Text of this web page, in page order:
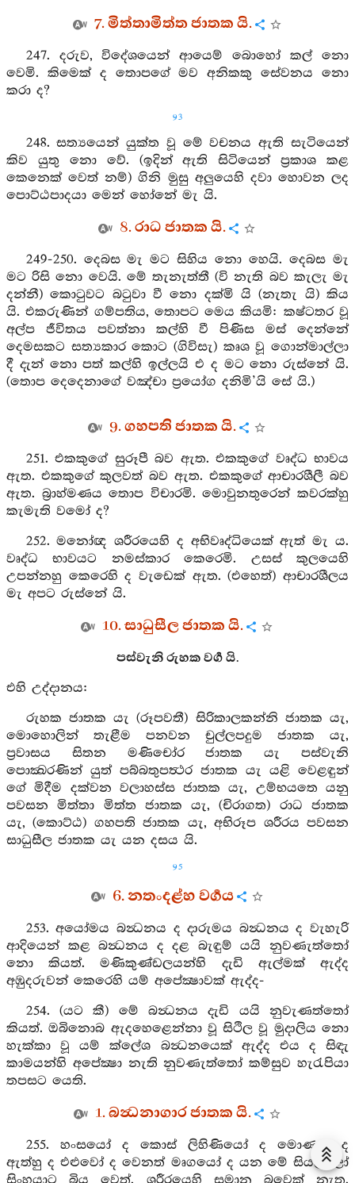
7. මිත්තාමිත්ත ජාතක යි.
247. දරුව, විදේශයෙන් ආයෙම් බොහෝ කල් නො
වෙමි. කිමෙක් ද තොපගේ මව අනිකකු සේවනය නො
කරා ද?
93
248. සත්‍යයෙන් යුක්ත වූ මේ වචනය ඇති සැටියෙන්
කිව යුතු නො වේ. (ඉදින් ඇති සිටියෙන් ප්‍රකාශ කළ
කෙනෙක් වෙත් නම්) ගිනි මුසු අලුයෙහි දවා හොවන ලද
පොට්ඨපාදයා මෙන් හෝනේ මැ යි.
8. රාධ ජාතක යි.
249-250. දෙබස මැ මට සිහිය නො හෙයි. දෙබස මැ
මට රිසි නො වෙයි. මේ තැනැත්තී (වි නැති බව කැලැ මැ
දන්නී) කොටුවට බටුවා වී නො දක්මි යි (නැතැ යි) කිය
යි. එකරුණින් ගම්පතිය, තොපට මෙය කියමි: කෂ්ටතර වූ
අල්ප ජීවිතය පවත්නා කල්හි වී පිණිස මස් දෙන්නේ
දෙමසකට සත්‍යකාර කොට (ගිවිසැ) කෘශ වූ ගොන්මාල්ලා
දී දැන් නො පත් කල්හි ඉල්ලයි එ ද මට නො රුස්නේ යි.
(තොප දෙදෙනාගේ වඤ්චා ප්‍රයෝග දනිමි’යි සේ යි.)
9. ගහපති ජාතක යි.
251. එකකුගේ සුරූපී බව ඇත. එකකුගේ වෘද්ධ භාවය
ඇත. එකකුගේ කුලවත් බව ඇත. එකකුගේ ආචාරශීලී බව
ඇත. බ්‍රාහ්මණය තොප විචාරමි. මොවුනතුරෙන් කවරක්හු
කැමැති වමෝ ද?
252. මනෝඥ ශරීරයෙහි ද අභිවෘද්ධියෙක් ඇත් මැ ය.
වෘද්ධ භාවයට නමස්කාර කෙරෙමි. උසස් කුලයෙහි
උපන්නහු කෙරෙහි ද වැඩෙක් ඇත. (එහෙත්) ආචාරශීලය
මැ අපට රුස්නේ යි.
10. සාධුසීල ජාතක යි.
පස්වැනි රුහක වර්‍ග යි.
එහි උද්දානය:
රුහක ජාතක යැ (රූපවතී) සිරිකාලකන්නි ජාතක යැ,
මොහොලින් තැළීම පනවන චුල්ලපදුම ජාතක යැ,
ප්‍රවාසය සිතන මණිචෝර ජාතක යැ පස්වැනි
පොක්‍ඛරණින් යුත් පබ්බතුපත්‍ථර ජාතක යැ යළි වෙළඳුන්
ගේ මිදීම දක්වන වලාහස්ස ජාතක යැ, උම්භයතෙ යනු
පවසන මිත්තා මිත්ත ජාතක යැ, (චිරාගත) රාධ ජාතක
යැ, (කොට්ඨ) ගහපති ජාතක යැ, අභිරූප ශරීරය පවසන
සාධුසීල ජාතක යැ යන දසය යි.
95
6. නතංදළ්හ වර්‍ගය
253. අයෝමය බන්‍ධනය ද දාරුමය බන්‍ධනය ද වැහැරි
ආදියෙන් කළ බන්‍ධනය ද දළ බැඳුම් යයි නුවණැත්තෝ
නො කියත්. මණිකුණ්ඩලයන්හි දැඩි ඇල්මක් ඇද්ද
අඹුදරුවන් කෙරෙහි යම් අපේක්‍ෂාවක් ඇද්ද-
254. (යට කී) මේ බන්‍ධනය දැඩි යයි නුවැණත්තෝ
කියත්. ඔබිනොබ ඇදහෙළෙන්නා වූ සිථිල වූ මුදාලිය නො
හැක්කා වූ යම් ක්ලේශ බන්‍ධනයෙක් ඇද්ද එය ද සිඳැ
කාමයන්හි අපේක්‍ෂා නැති නුවණැත්තෝ කම්සුව හැරැපියා
තපසට යෙති.
1. බන්‍ධනාගාර ජාතක යි.
255. හංසයෝ ද කොස් ලිහිණියෝ ද මොණරු ද
ඇත්හු ද එළුවෝ ද වෙනත් මෘගයෝ ද යන මේ සියල්ලෝ